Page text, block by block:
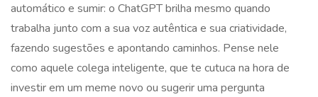
automático e sumir: o ChatGPT brilha mesmo quando
trabalha junto com a sua voz autêntica e sua criatividade,
fazendo sugestões e apontando caminhos. Pense nele
como aquele colega inteligente, que te cutuca na hora de
investir em um meme novo ou sugerir uma pergunta